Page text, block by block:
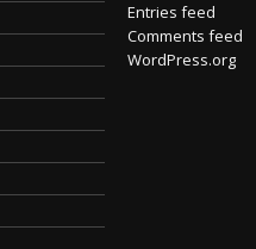
Entries feed
Comments feed
WordPress.org